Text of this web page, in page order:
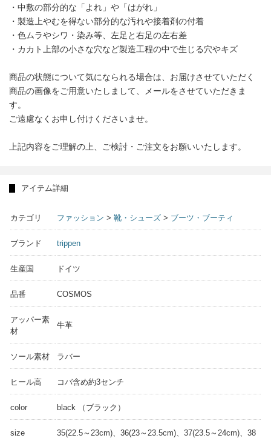
・中敷の部分的な「よれ」や「はがれ」
・製造上やむを得ない部分的な汚れや接着剤の付着
・色ムラやシワ・染み等、左足と右足の左右差
・カカト上部の小さな穴など製造工程の中で生じる穴やキズ
商品の状態について気になられる場合は、お届けさせていただく
商品の画像をご用意いたしまして、メールをさせていただきま
す。
ご遠慮なくお申し付けくださいませ。
上記内容をご理解の上、ご検討・ご注文をお願いいたします。
アイテム詳細
カテゴリ ファッション > 靴・シューズ > ブーツ・ブーティ
ブランド trippen
生産国 ドイツ
品番 COSMOS
アッパー素
材
牛革
ソール素材 ラバー
ヒール高 コバ含め約3センチ
color black （ブラック）
size
35(22.5～23cm)、36(23～23.5cm)、37(23.5～24cm)、38